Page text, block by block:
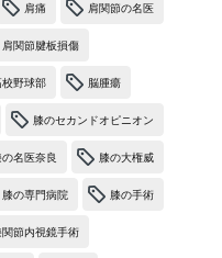
肩痛 肩関節の名医
肩関節腱板損傷
野球部 脳腫瘍
膝のセカンドオピニオン
の名医奈良 膝の大権威
膝の専門病院 膝の手術
関節内視鏡手術